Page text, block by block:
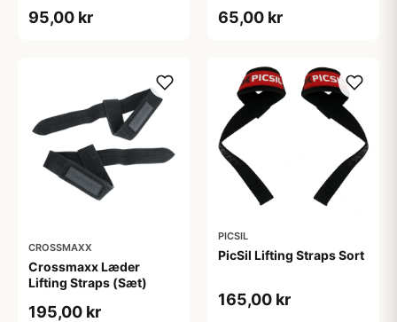
95,00 kr 65,00 kr
CROSSMAXX
Crossmaxx Læder
Lifting Straps (Sæt)
195,00 kr
PICSIL
PicSil Lifting Straps Sort
165,00 kr